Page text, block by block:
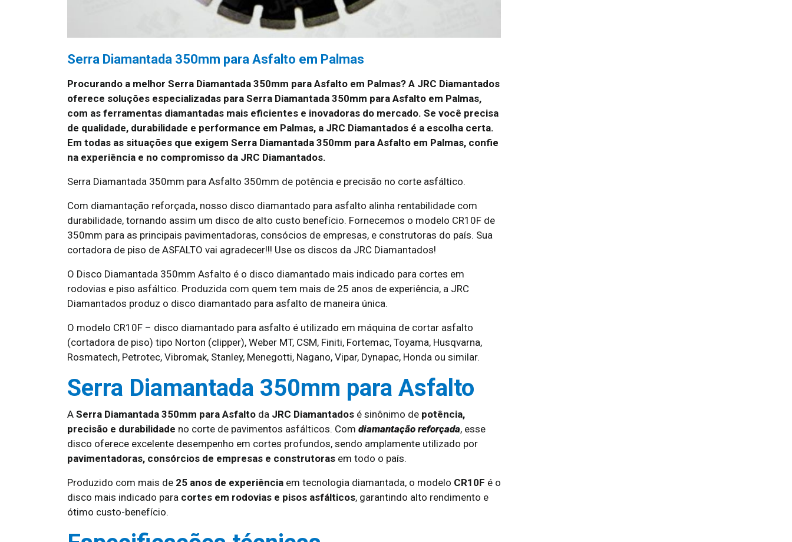
Serra Diamantada 350mm para Asfalto em Palmas
Procurando a melhor Serra Diamantada 350mm para Asfalto em Palmas? A JRC Diamantados
oferece soluções especializadas para Serra Diamantada 350mm para Asfalto em Palmas,
com as ferramentas diamantadas mais eficientes e inovadoras do mercado. Se você precisa
de qualidade, durabilidade e performance em Palmas, a JRC Diamantados é a escolha certa.
Em todas as situações que exigem Serra Diamantada 350mm para Asfalto em Palmas, confie
na experiência e no compromisso da JRC Diamantados.
Serra Diamantada 350mm para Asfalto 350mm de potência e precisão no corte asfáltico.
Com diamantação reforçada, nosso disco diamantado para asfalto alinha rentabilidade com
durabilidade, tornando assim um disco de alto custo benefício. Fornecemos o modelo CR10F de
350mm para as principais pavimentadoras, consócios de empresas, e construtoras do país. Sua
cortadora de piso de ASFALTO vai agradecer!!! Use os discos da JRC Diamantados!
O Disco Diamantada 350mm Asfalto é o disco diamantado mais indicado para cortes em
rodovias e piso asfáltico. Produzida com quem tem mais de 25 anos de experiência, a JRC
Diamantados produz o disco diamantado para asfalto de maneira única.
O modelo CR10F – disco diamantado para asfalto é utilizado em máquina de cortar asfalto
(cortadora de piso) tipo Norton (clipper), Weber MT, CSM, Finiti, Fortemac, Toyama, Husqvarna,
Rosmatech, Petrotec, Vibromak, Stanley, Menegotti, Nagano, Vipar, Dynapac, Honda ou similar.
Serra Diamantada 350mm para Asfalto
A Serra Diamantada 350mm para Asfalto da JRC Diamantados é sinônimo de potência,
precisão e durabilidade no corte de pavimentos asfálticos. Com diamantação reforçada, esse
disco oferece excelente desempenho em cortes profundos, sendo amplamente utilizado por
pavimentadoras, consórcios de empresas e construtoras em todo o país.
Produzido com mais de 25 anos de experiência em tecnologia diamantada, o modelo CR10F é o
disco mais indicado para cortes em rodovias e pisos asfálticos, garantindo alto rendimento e
ótimo custo-benefício.